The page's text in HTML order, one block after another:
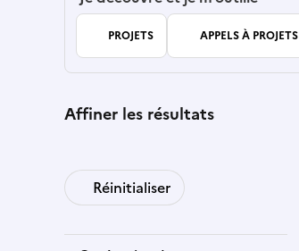
PROJETS APPELS À PROJETS
Affiner les résultats
Réinitialiser